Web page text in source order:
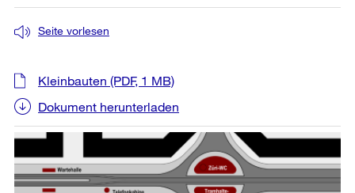
Seite vorlesen
Kleinbauten (PDF, 1 MB)
Dokument herunterladen